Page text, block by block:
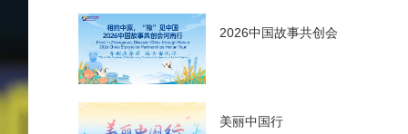
2026中国故事共创会
美丽中国行